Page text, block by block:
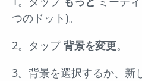
つのドット)。
2。タップ背景を変更。
3。背景を選択するか、新